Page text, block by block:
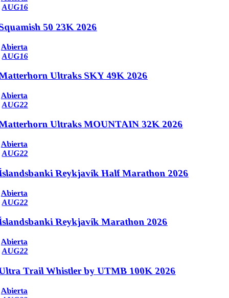
AUG16
50 23K 2026
Abierta
AUG16
Ultraks SKY 49K 2026
Abierta
AUG22
Ultraks MOUNTAIN 32K 2026
Abierta
AUG22
Reykjavík Half Marathon 2026
Abierta
AUG22
Reykjavík Marathon 2026
Abierta
AUG22
Trail Whistler by UTMB 100K 2026
Abierta